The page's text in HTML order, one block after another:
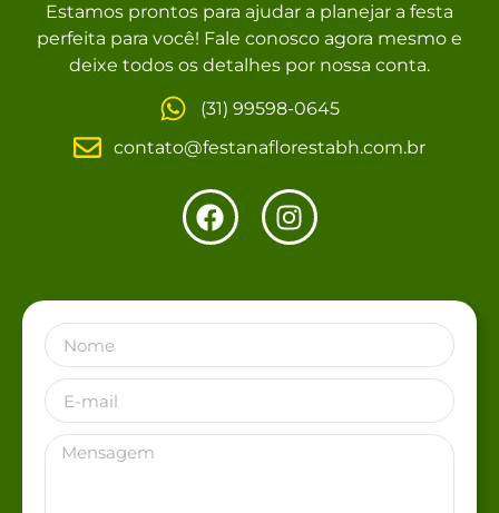
Estamos prontos para ajudar a planejar a festa
perfeita para você! Fale conosco agora mesmo e
deixe todos os detalhes por nossa conta.
(31) 99598-0645
contato@festanaflorestabh.com.br